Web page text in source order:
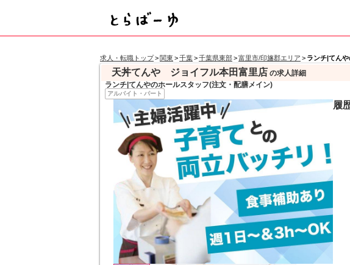
求人・転職トップ>関東 >千葉>千葉県東部>富里市/印旛郡エリア > ランチ|てん
天丼てんや ジョイフル本田富里店 の求人詳細
ランチ|てんやのホールスタッフ(注文・配膳メイン)
アルバイト・パート
履